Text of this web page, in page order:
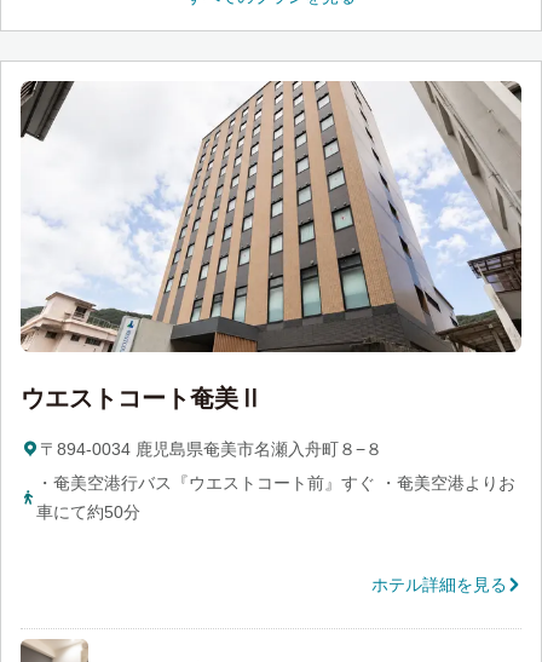
ウエストコート奄美Ⅱ
〒894-0034 鹿児島県奄美市名瀬入舟町８−８
・奄美空港行バス『ウエストコート前』すぐ ・奄美空港よりお
車にて約50分
ホテル詳細を見る